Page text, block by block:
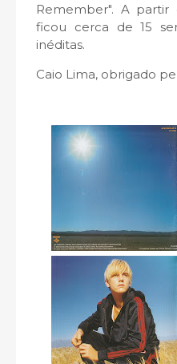
Remember". A
ficou cerca de 15
inéditas.
Caio Lima, obrigado